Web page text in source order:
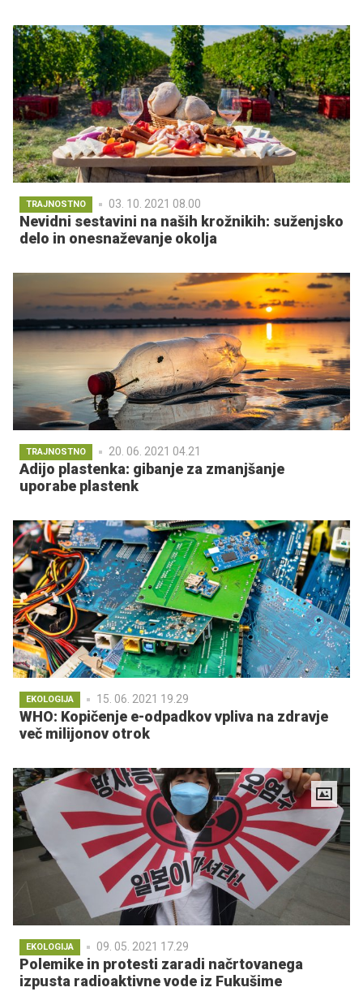
TRAJNOSTNO 03. 10. 2021 08.00
Nevidni sestavini na naših krožnikih: suženjsko
delo in onesnaževanje okolja
TRAJNOSTNO 20. 06. 2021 04.21
Adijo plastenka: gibanje za zmanjšanje
uporabe plastenk
EKOLOGIJA 15. 06. 2021 19.29
WHO: Kopičenje e-odpadkov vpliva na zdravje
več milijonov otrok
EKOLOGIJA 09. 05. 2021 17.29
Polemike in protesti zaradi načrtovanega
izpusta radioaktivne vode iz Fukušime